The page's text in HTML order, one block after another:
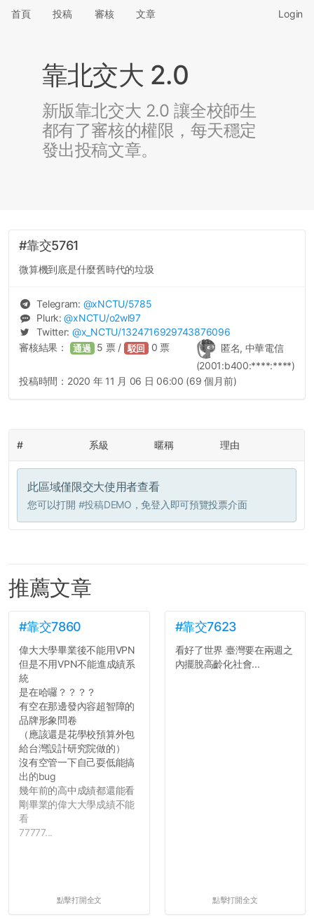
首頁 投稿 審核 文章 Login
靠北交大 2.0
新版靠北交大 2.0 讓全校師生
都有了審核的權限，每天穩定
發出投稿文章。
#靠交5761
微算機到底是什麼舊時代的垃圾
Telegram: @xNCTU/5785
Plurk:@xNCTU/o2wl97
Twitter: @x_NCTU/1324716929743876096
匿名, 中華電信
(2001:b400:****:****)
審核結果： 通過 5 票 / 駁回 0 票
投稿時間： 2020 年 11 月 06 日 06:00 (69 個月前)
# 系級 暱稱 理由
此區域僅限交大使用者查看
您可以打開 #投稿DEMO ，免登入即可預覽投票介面
推薦文章
#靠交7860
偉大大學畢業後不能用VPN
但是不用VPN不能進成績系
統
是在哈囉？？？？
有空在那邊發內容超智障的
品牌形象問卷
（應該還是花學校預算外包
給台灣設計研究院做的）
沒有空管一下自己耍低能搞
出的bug
幾年前的高中成績都還能看
剛畢業的偉大大學成績不能
看
77777...
點擊打開全文
#靠交7623
看好了世界 臺灣要在兩週之
內擺脫高齡化社會...
點擊打開全文